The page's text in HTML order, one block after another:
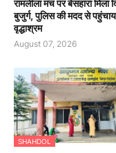
रामलीला मंच पर बेसहारा मिला
बुजुर्ग, पुलिस की मदद से
वृद्धाश्रम
August 07, 2026
SHAHDOL